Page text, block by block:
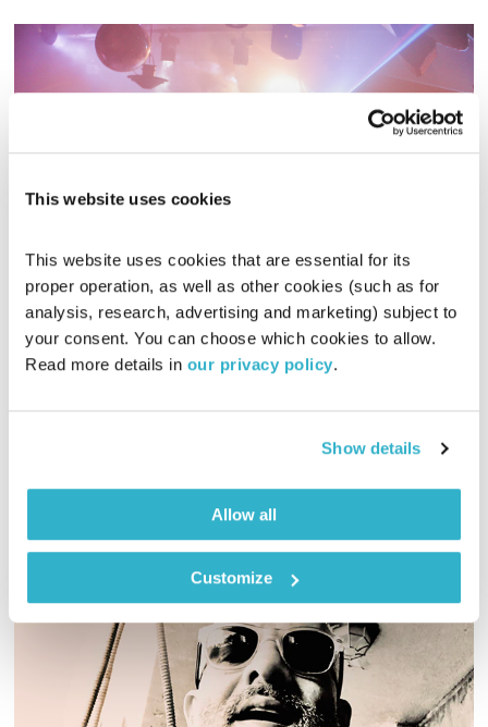
This website uses cookies
This website uses cookies that are essential for its
proper operation, as well as other cookies (such as for
analysis, research, advertising and marketing) subject to
your consent. You can choose which cookies to allow.
Read more details in our privacy policy.
Show details
Allow all
Customize
התדר הסלוני של אליוט
אליוט
20.12.15
02:01:12
אודיו